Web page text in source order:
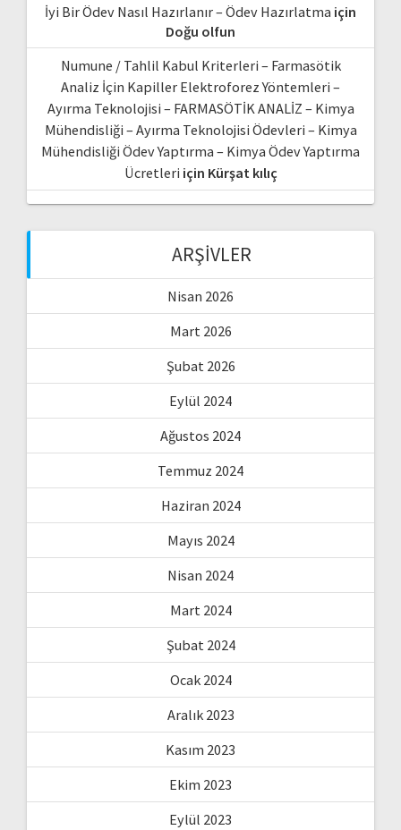
İyi Bir Ödev Nasıl Hazırlanır – Ödev Hazırlatma için
Doğu olfun
Numune / Tahlil Kabul Kriterleri – Farmasötik
Analiz İçin Kapiller Elektroforez Yöntemleri –
Ayırma Teknolojisi – FARMASÖTİK ANALİZ – Kimya
Mühendisliği – Ayırma Teknolojisi Ödevleri – Kimya
Mühendisliği Ödev Yaptırma – Kimya Ödev Yaptırma
Ücretleri için Kürşat kılıç
ARŞIVLER
Nisan 2026
Mart 2026
Şubat 2026
Eylül 2024
Ağustos 2024
Temmuz 2024
Haziran 2024
Mayıs 2024
Nisan 2024
Mart 2024
Şubat 2024
Ocak 2024
Aralık 2023
Kasım 2023
Ekim 2023
Eylül 2023